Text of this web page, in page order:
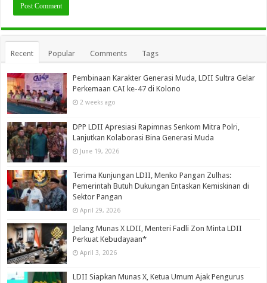
Recent Popular Comments Tags
Pembinaan Karakter Generasi Muda, LDII Sultra Gelar
Perkemaan CAI ke-47 di Kolono
2 weeks ago
DPP LDII Apresiasi Rapimnas Senkom Mitra Polri,
Lanjutkan Kolaborasi Bina Generasi Muda
June 19, 2026
Terima Kunjungan LDII, Menko Pangan Zulhas:
Pemerintah Butuh Dukungan Entaskan Kemiskinan di
Sektor Pangan
April 29, 2026
Jelang Munas X LDII, Menteri Fadli Zon Minta LDII
Perkuat Kebudayaan*
April 3, 2026
LDII Siapkan Munas X, Ketua Umum Ajak Pengurus